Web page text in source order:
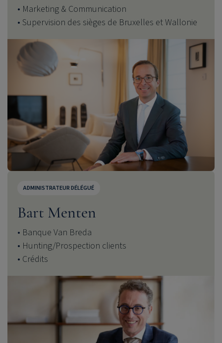
Marketing & Communication
Supervision des sièges de Bruxelles et Wallonie
ADMINISTRATEUR DÉLÉGUÉ
Bart Menten
Banque Van Breda
Hunting/Prospection clients
Crédits